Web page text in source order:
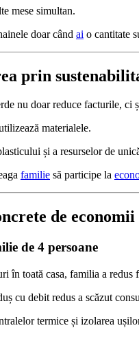
mese simultan.
doar când ai o cantitate
prin
nu doar reduce facturile, ci
materialele.
și a resurselor de
familie să participe la
de economii
de 4 persoane
în toată casa, familia a redus
cu debit redus a scăzut
termice și izolarea